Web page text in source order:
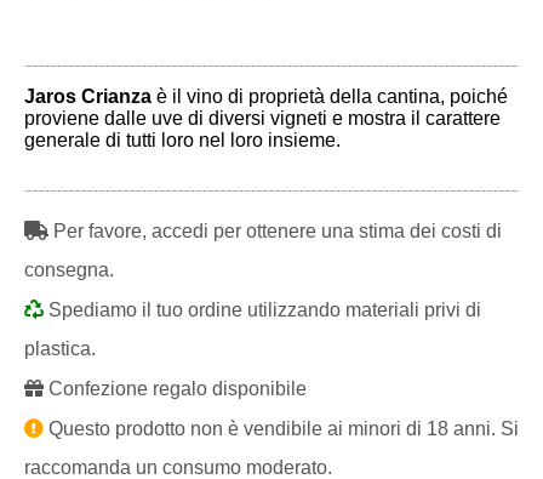
Jaros Crianza è il vino di proprietà della cantina, poiché
proviene dalle uve di diversi vigneti e mostra il carattere
generale di tutti loro nel loro insieme.
Per favore, accedi per ottenere una stima dei costi di
consegna.
Spediamo il tuo ordine utilizzando materiali privi di
plastica.
Confezione regalo disponibile
Questo prodotto non è vendibile ai minori di 18 anni. Si
raccomanda un consumo moderato.